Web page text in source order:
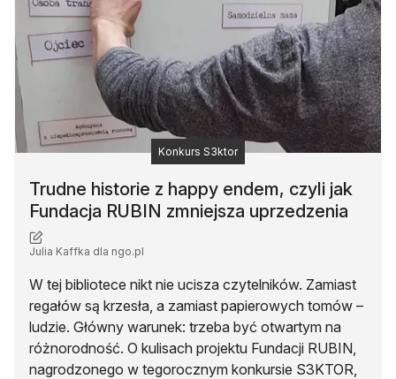
Trudne historie z happy endem, czyli jak
Fundacja RUBIN zmniejsza uprzedzenia
Julia Kaffka dla ngo.pl
W tej bibliotece nikt nie ucisza czytelników. Zamiast
regałów są krzesła, a zamiast papierowych tomów –
ludzie. Główny warunek: trzeba być otwartym na
różnorodność. O kulisach projektu Fundacji RUBIN,
nagrodzonego w tegorocznym konkursie S3KTOR,
Konkurs S3ktor